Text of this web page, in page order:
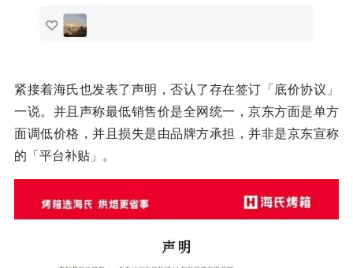
紧接着海氏也发表了声明，否认了存在签订「底价协议」
一说。并且声称最低销售价是全网统一，京东方面是单方
面调低价格，并且损失是由品牌方承担，并非是京东宣称
的「平台补贴」。